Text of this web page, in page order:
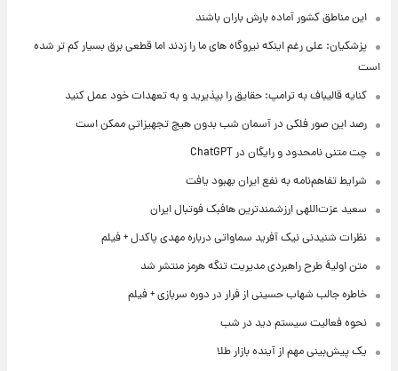
این مناطق کشور آماده بارش باران باشند
پزشکیان: علی رغم اینکه نیروگاه های ما را زدند اما قطعی برق بسیار کم تر شده
است
کنایه قالیباف به ترامپ: حقایق را بپذیرید و به تعهدات خود عمل کنید
رصد این صور فلکی در آسمان شب بدون هیچ تجهیزاتی ممکن است
چت متنی نامحدود و رایگان در ChatGPT
شرایط تفاهم‌نامه به نفع ایران بهبود یافت
سعید عزت‌اللهی ارزشمندترین هافبک فوتبال ایران
نظرات شنیدنی نیک آفرید سماواتی درباره مهدی پاکدل + فیلم
متن اولیۀ طرح راهبردی مدیریت تنگه هرمز منتشر شد
خاطره جالب شهاب حسینی از فرار در دوره سربازی + فیلم
نحوه فعالیت سیستم دید در شب
یک پیش‌بینی مهم از آینده بازار طلا